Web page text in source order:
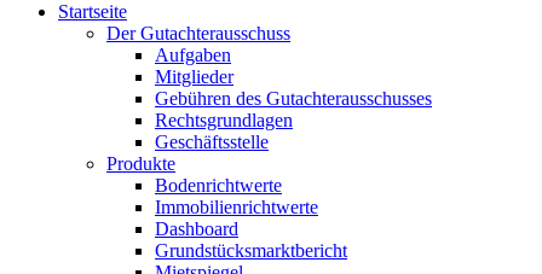
Startseite
Der Gutachterausschuss
Aufgaben
Mitglieder
Gebühren des Gutachterausschusses
Rechtsgrundlagen
Geschäftsstelle
Produkte
Bodenrichtwerte
Immobilienrichtwerte
Dashboard
Grundstücksmarktbericht